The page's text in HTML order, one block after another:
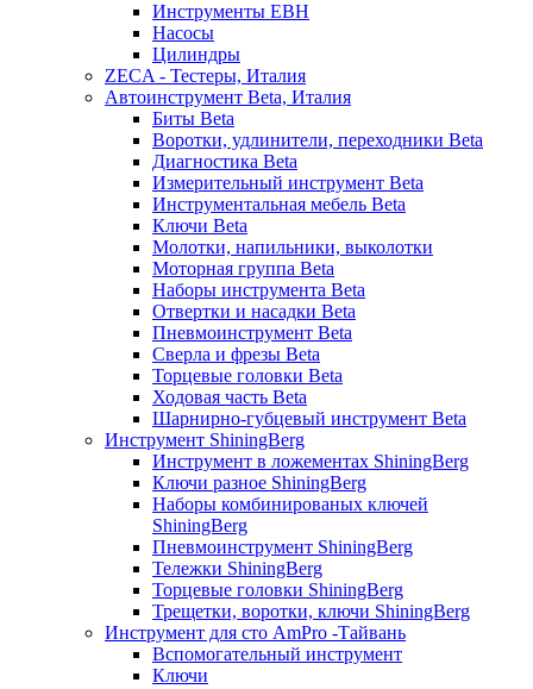
Инструменты EBH
Насосы
Цилиндры
ZECA - Тестеры, Италия
Автоинструмент Beta, Италия
Биты Beta
Воротки, удлинители, переходники Beta
Диагностика Beta
Измерительный инструмент Beta
Инструментальная мебель Beta
Ключи Beta
Молотки, напильники, выколотки
Моторная группа Beta
Наборы инструмента Beta
Отвертки и насадки Beta
Пневмоинструмент Beta
Сверла и фрезы Beta
Торцевые головки Beta
Ходовая часть Beta
Шарнирно-губцевый инструмент Beta
Инструмент ShiningBerg
Инструмент в ложементах ShiningBerg
Ключи разное ShiningBerg
Наборы комбинированых ключей
ShiningBerg
Пневмоинструмент ShiningBerg
Тележки ShiningBerg
Торцевые головки ShiningBerg
Трещетки, воротки, ключи ShiningBerg
Инструмент для сто AmPro -Тайвань
Вспомогательный инструмент
Ключи